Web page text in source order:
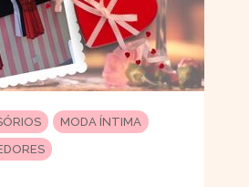
MODA ÍNTIMA